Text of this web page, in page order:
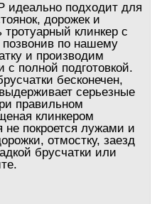
идеально подходит для
дорожек и
клинкер с
по нашему
и производим
с полной подготовкой.
бесконечен,
серьезные
правильном
клинкером
покроется лужами и
отмостку, заезд
брусчатки или